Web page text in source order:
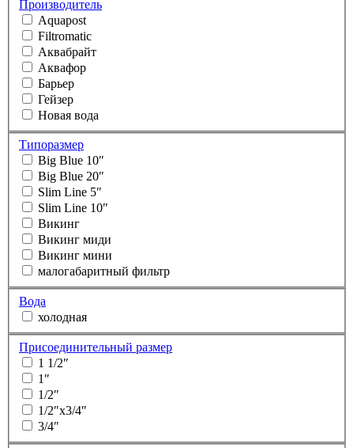
Производитель
Aquapost
Filtromatic
Аквабрайт
Аквафор
Барьер
Гейзер
Новая вода
Типоразмер
Big Blue 10″
Big Blue 20″
Slim Line 5″
Slim Line 10″
Викинг
Викинг миди
Викинг мини
малогабаритный фильтр
Вода
холодная
Присоединительный размер
1 1/2″
1″
1/2″
1/2″x3/4″
3/4″